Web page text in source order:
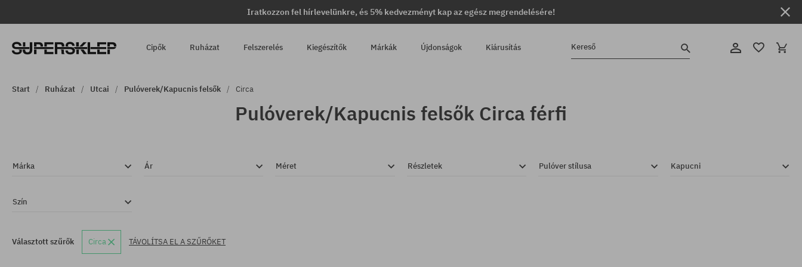
Iratkozzon fel hírlevelünkre, és 5% kedvezményt kap az egész megrendelésére!
Cipők Ruházat Felszerelés Kiegészítők Márkák Újdonságok Kiárusítás Kereső
Start Ruházat Utcai Pulóverek/Kapucnis felsők Circa
Pulóverek/Kapucnis felsők Circa férfi
Márka Ár Méret Részletek Pulóver stílusa Kapucni
Szín
Választott szűrők Circa TÁVOLÍTSA EL A SZŰRŐKET